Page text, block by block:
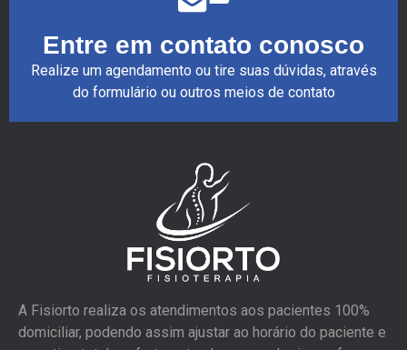
Entre em contato conosco
Realize um agendamento ou tire suas dúvidas, através
do formulário ou outros meios de contato
A Fisiorto realiza os atendimentos aos pacientes 100%
domiciliar, podendo assim ajustar ao horário do paciente e